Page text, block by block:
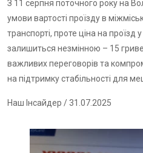
З 11 серпня поточного року на
умови вартості проїзду в
транспорті, проте ціна на
залишиться незмінною – 15
важливих переговорів та
на підтримку стабільності для
Наш Інсайдер / 31.07.2025